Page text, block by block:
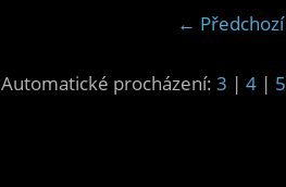
← Předchozí
Automatické procházení: 3 | 4 | 5